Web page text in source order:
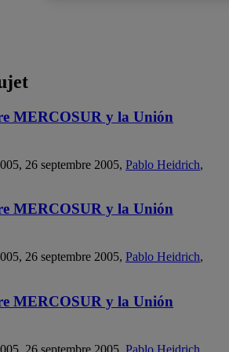
MERCOSUR y la Unión
26 septembre 2005, Pablo Heidrich,
MERCOSUR y la Unión
26 septembre 2005, Pablo Heidrich,
MERCOSUR y la Unión
26 septembre 2005, Pablo Heidrich